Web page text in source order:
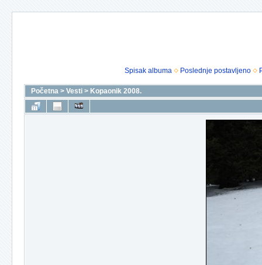
Spisak albuma Poslednje postavljeno
Početna > Vesti > Kopaonik 2008.